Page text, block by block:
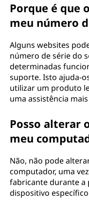
Porque é que
meu número
Alguns websites
número de série do
determinadas
suporte. Isto ajuda-
utilizar um produto
uma assistência
Posso alterar
meu
Não, não pode
computador, uma
fabricante durante a
dispositivo